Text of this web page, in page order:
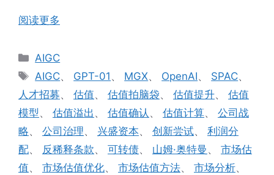
阅读更多
分
类
AIGC
标
签
AIGC、 GPT-01 、 MGX、 OpenAI、 SPAC、
人才招募、 估值、 估值拍脑袋、 估值提升、 估值
模型、 估值溢出 、 估值确认 、 估值计算、 公司战
略、 公司治理、 兴盛资本、 创新尝试、 利润分
配、 反稀释条款、 可转债、 山姆·奥特曼 、 市场估
值、 市场估值优化、 市场估值方法、 市场分析、